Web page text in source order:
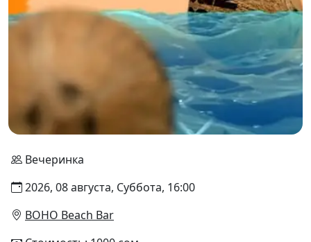
Вечеринка
2026, 08 августа, Суббота, 16:00
BOHO Beach Bar